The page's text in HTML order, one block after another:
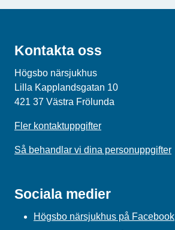
Kontakta oss
Högsbo närsjukhus
Lilla Kapplandsgatan 10
421 37 Västra Frölunda
Fler kontaktuppgifter
Så behandlar vi dina personuppgifter
Sociala medier
Högsbo närsjukhus på Facebook